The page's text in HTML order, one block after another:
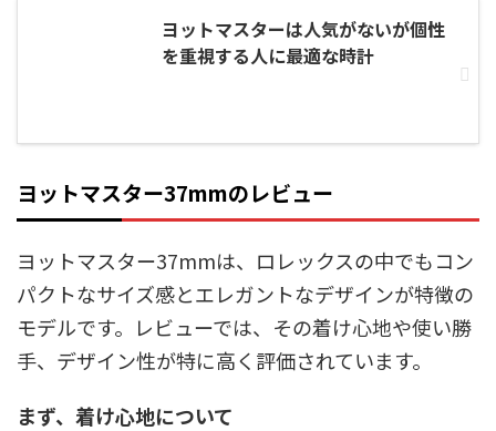
ヨットマスターは人気がないが個性
を重視する人に最適な時計
ヨットマスター37mmのレビュー
ヨットマスター37mmは、ロレックスの中でもコン
パクトなサイズ感とエレガントなデザインが特徴の
モデルです。レビューでは、その着け心地や使い勝
手、デザイン性が特に高く評価されています。
まず、着け心地について